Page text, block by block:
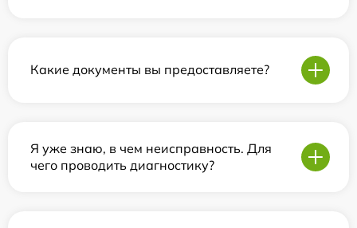
Какие документы вы предоставляете?
Я уже знаю, в чем неисправность. Для
чего проводить диагностику?